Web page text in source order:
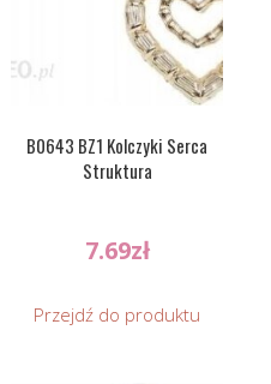
B0643 BZ1 Kolczyki Serca
Struktura
7.69zł
Przejdź do produktu